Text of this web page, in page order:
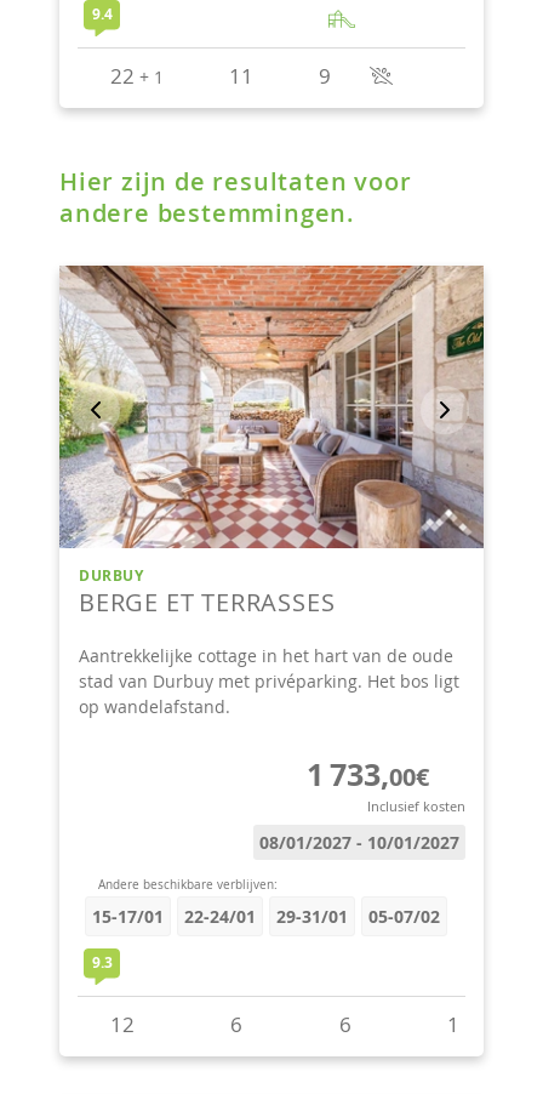
Hier zijn de resultaten voor
andere bestemmingen.